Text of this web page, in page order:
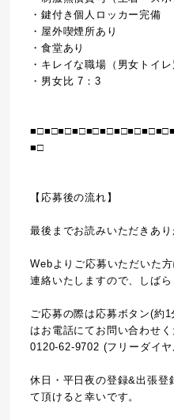
・鍵付き個人ロッカー完備
・屋外喫煙所あり
・食堂あり
・キレイな職場（男女トイレ
・男女比 7：3
■□
【応募後の流れ】
最後までお読みいただきあり
Webよりご応募いただいた
連絡いたしますので、しばら
ご応募の際は応募ボタン(約
はお電話にてお問い合わせく
0120-62-9702 (フリーダイヤ
休日・平日夜の登録&出張登
て頂けると幸いです。